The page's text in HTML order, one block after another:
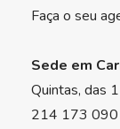
Faça o seu
Sede em
Quintas, das
214 173 090